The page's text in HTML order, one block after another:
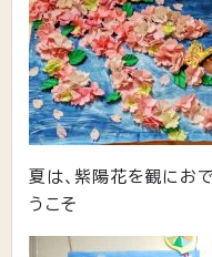
夏は、紫陽花を観にお
うこそ